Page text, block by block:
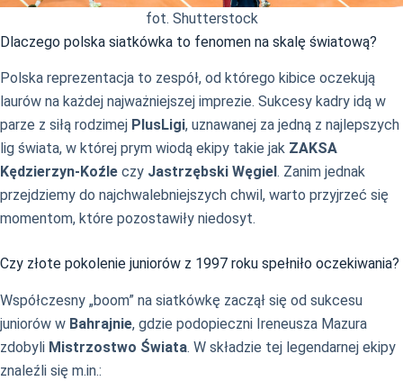
fot. Shutterstock
Dlaczego polska siatkówka to fenomen na skalę światową?
Polska reprezentacja to zespół, od którego kibice oczekują
laurów na każdej najważniejszej imprezie. Sukcesy kadry idą w
parze z siłą rodzimej PlusLigi, uznawanej za jedną z najlepszych
lig świata, w której prym wiodą ekipy takie jak ZAKSA
Kędzierzyn-Koźle czy Jastrzębski Węgiel . Zanim jednak
przejdziemy do najchwalebniejszych chwil, warto przyjrzeć się
momentom, które pozostawiły niedosyt.
Czy złote pokolenie juniorów z 1997 roku spełniło oczekiwania?
Współczesny „boom” na siatkówkę zaczął się od sukcesu
juniorów w Bahrajnie, gdzie podopieczni Ireneusza Mazura
zdobyli Mistrzostwo Świata. W składzie tej legendarnej ekipy
znaleźli się m.in.: